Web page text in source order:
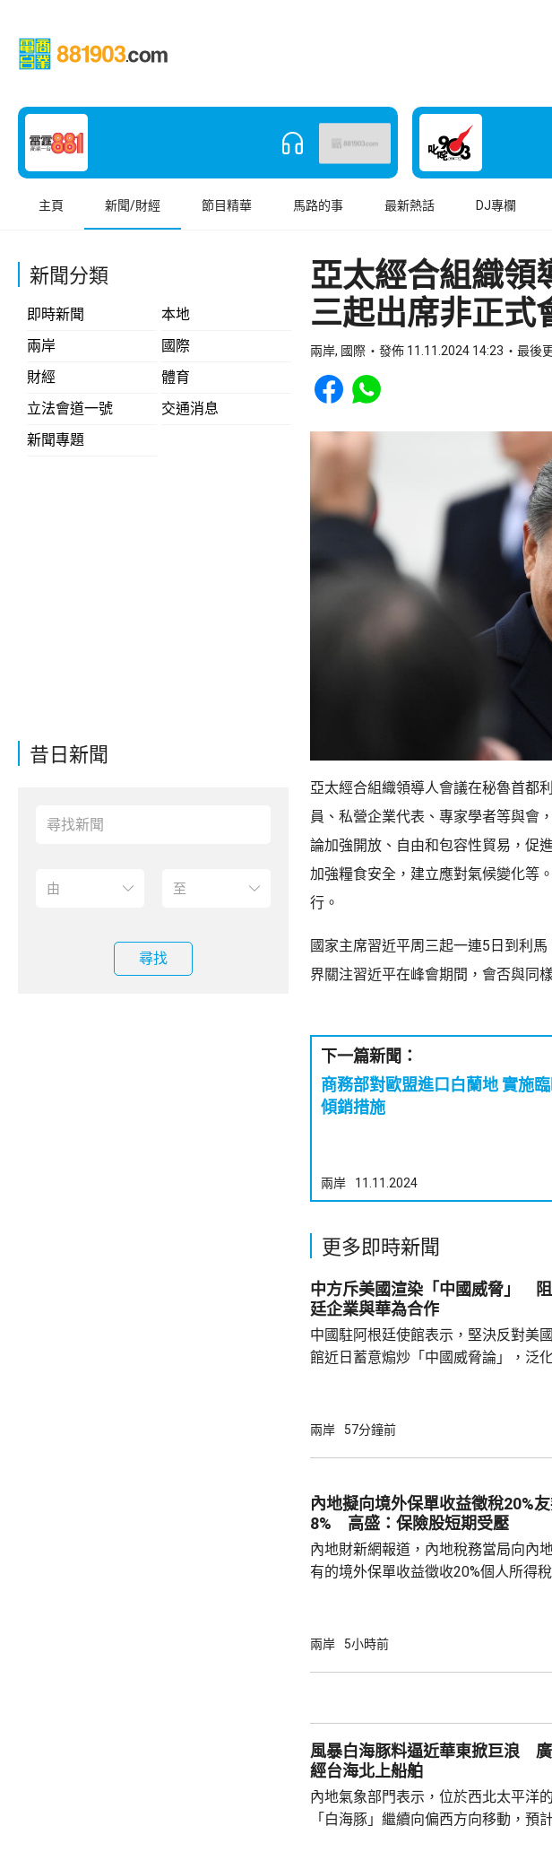
主頁 新聞/財經 節目精華 馬路的事 最新熱話 DJ專欄
新聞分類
即時新聞
本地
兩岸
國際
財經
體育
立法會道一號
交通消息
新聞專題
昔日新聞
尋找
亞太經合組織
三起出席非正式
兩岸, 國際 發佈 11.11.2024 14:23 最後
Share to Facebook
Share to WhatsApp
亞太經合組織領導人會議在秘魯首都
員、私營企業代表、專家學者等與會
論加強開放、自由和包容性貿易，促
加強糧食安全，建立應對氣候變化等
行。
國家主席習近平周三起一連5日到利
界關注習近平在峰會期間，會否與同
下一篇新聞：
商務部對歐盟進口白蘭地 實施臨時反
傾銷措施
兩岸 11.11.2024
更多即時新聞
中方斥美國渲染「中國威脅」
廷企業與華為合作
中國駐阿根廷使館表示，堅決反對美
館近日蓄意煽炒「中國威脅論」，泛
與偏見，極不尊重他國主權並嚴重破壞
存和發展，虛偽本質暴露無遺，敦促美
對華認知，停止霸權行徑和政治操弄。 中方
指，美國駐阿根廷大使拉梅拉斯4月時
兩岸 57分鐘前
內地擬向境外保單收益徵稅20%
8% 高盛：保險股短期受壓
內地財新網報道，內地稅務當局向內
有的境外保單收益徵收20%個人所得稅
施未普遍推行，具體適用範圍有待官方
至於今早港股，友邦保險(01299.HK)
報71...
兩岸 5小時前
風暴白海豚料逼近華東掀巨浪
經台海北上船舶
內地氣象部門表示，位於西北太平洋
「白海豚」繼續向偏西方向移動，預